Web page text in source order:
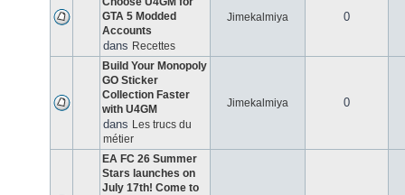
GTA 5 Modded
Accounts
dans Recettes
Jimekalmiya 0
Build Your Monopoly
GO Sticker
Collection Faster
with U4GM
dans Les trucs du
métier
Jimekalmiya 0
EA FC 26 Summer
Stars launches on
July 17th! Come to